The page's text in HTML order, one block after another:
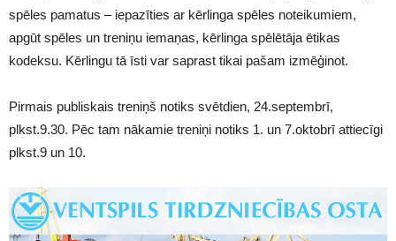
spēles pamatus – iepazīties ar kērlinga spēles noteikumiem,
apgūt spēles un treniņu iemaņas, kērlinga spēlētāja ētikas
kodeksu. Kērlingu tā īsti var saprast tikai pašam izmēģinot.
Pirmais publiskais treniņš notiks svētdien, 24.septembrī,
plkst.9.30. Pēc tam nākamie treniņi notiks 1. un 7.oktobrī attiecīgi
plkst.9 un 10.